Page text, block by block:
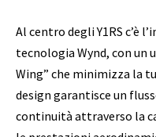
Al centro degli Y1RS c’è
tecnologia Wynd, con un
Wing” che minimizza la
design garantisce un
continuità attraverso la